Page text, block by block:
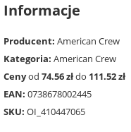
Informacje
Producent: American Crew
Kategoria: American Crew
Cenyod 74.56 złdo 111.52 zł
EAN: 0738678002445
SKU: OI_410447065